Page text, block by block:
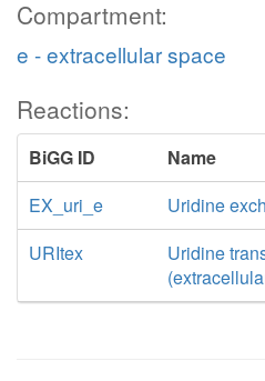
Compartment:
e - extracellular space
Reactions:
BiGG ID
Name
EX_uri_e
Uridine
URItex
Uridine